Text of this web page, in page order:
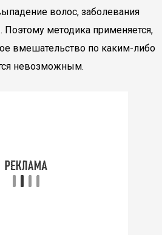
волос, заболевания
методика применяется,
вмешательство по каким-либо
невозможным.